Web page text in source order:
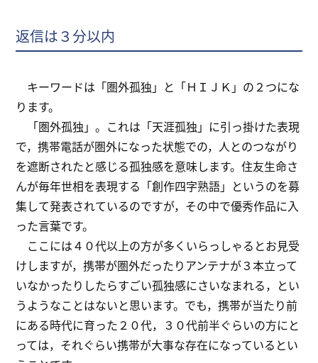
返信は３分以内
キーワードは「圏外孤独」と「ＨＩＪＫ」の２つにな
ります。
「圏外孤独」。これは「天涯孤独」に引っ掛けた表現
で，携帯電話が圏外になった状態での，人とのつながり
を遮断されたと感じる孤独感を意味します。住友生命さ
んが毎年世相を表現する「創作四字熟語」というのを募
集して発表されているのですが，その中で優秀作品に入
った言葉です。
ここには４０代以上の方が多くいらっしゃるとお見受
けしますが，携帯が圏外だったりアンテナが３本立って
いなかったりしたらすごい孤独感にさいなまれる，とい
うようなことはないと思います。でも，携帯が当たり前
にある時代に育った２０代，３０代前半ぐらいの方にと
っては，それぐらい携帯が大事な存在になっているとい